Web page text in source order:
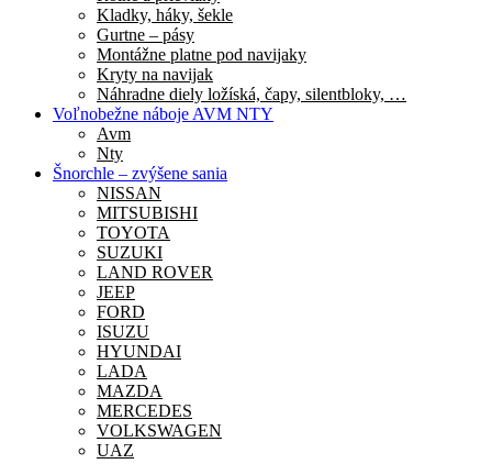
Kladky, háky, šekle
Gurtne – pásy
Montážne platne pod navijaky
Kryty na navijak
Náhradne diely ložíská, čapy, silentbloky, …
Voľnobežne náboje AVM NTY
Avm
Nty
Šnorchle – zvýšene sania
NISSAN
MITSUBISHI
TOYOTA
SUZUKI
LAND ROVER
JEEP
FORD
ISUZU
HYUNDAI
LADA
MAZDA
MERCEDES
VOLKSWAGEN
UAZ